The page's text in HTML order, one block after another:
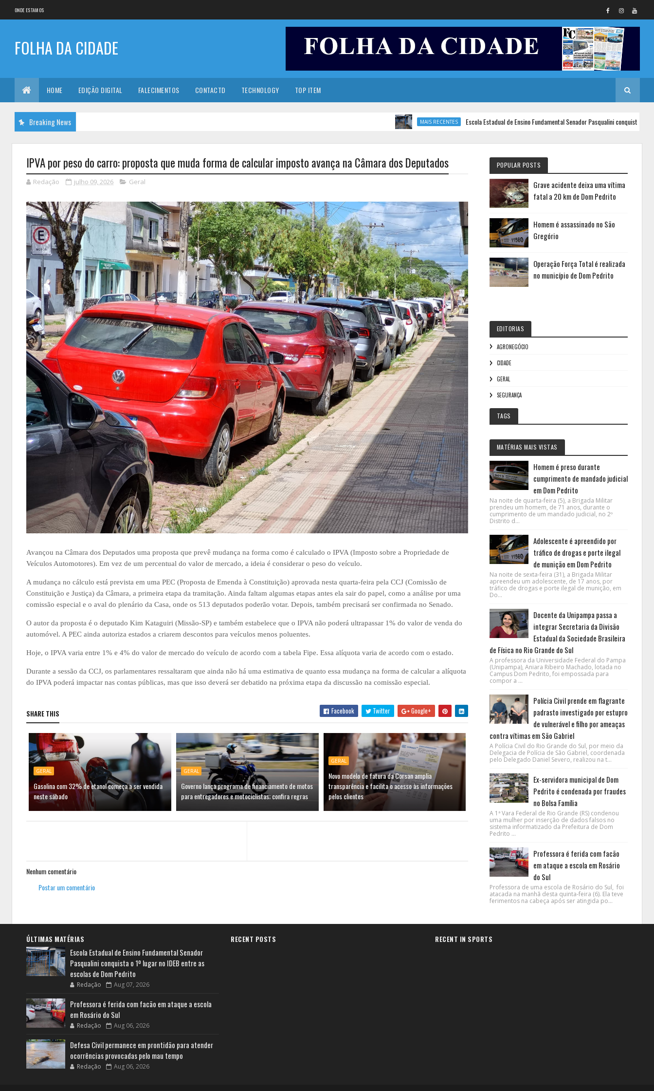
ONDE ESTAMOS
FOLHA DA CIDADE
HOME EDIÇÃO DIGITAL FALECIMENTOS CONTACTD TECHNOLOGY TOP ITEM
Breaking News MAIS RECENTES Escola Estadual de Ensino Fundamental Senador Pasqualini conquista o 1º lugar
IPVA por peso do carro: proposta que muda forma de calcular imposto avança na Câmara dos Deputados
Redação julho 09, 2026 Geral
Avançou na Câmara dos Deputados uma proposta que prevê mudança na forma como é calculado o IPVA (Imposto sobre a Propriedade de
Veículos Automotores). Em vez de um percentual do valor de mercado, a ideia é considerar o peso do veículo.
A mudança no cálculo está prevista em uma PEC (Proposta de Emenda à Constituição) aprovada nesta quarta-feira pela CCJ (Comissão de
Constituição e Justiça) da Câmara, a primeira etapa da tramitação. Ainda faltam algumas etapas antes ela sair do papel, como a análise por uma
comissão especial e o aval do plenário da Casa, onde os 513 deputados poderão votar. Depois, também precisará ser confirmada no Senado.
O autor da proposta é o deputado Kim Kataguiri (Missão-SP) e também estabelece que o IPVA não poderá ultrapassar 1% do valor de venda do
automóvel. A PEC ainda autoriza estados a criarem descontos para veículos menos poluentes.
Hoje, o IPVA varia entre 1% e 4% do valor de mercado do veículo de acordo com a tabela Fipe. Essa alíquota varia de acordo com o estado.
Durante a sessão da CCJ, os parlamentares ressaltaram que ainda não há uma estimativa de quanto essa mudança na forma de calcular a alíquota
do IPVA poderá impactar nas contas públicas, mas que isso deverá ser debatido na próxima etapa da discussão na comissão especial.
SHARE THIS Facebook Twitter Google+
GERAL
Gasolina com 32% de etanol começa a ser vendida
neste sábado
GERAL
Governo lança programa de financiamento de motos
para entregadores e motociclistas; confira regras
GERAL
Novo modelo de fatura da Corsan amplia
transparência e facilita o acesso às informações
pelos clientes
Nenhum comentário
Postar um comentário
POPULAR POSTS
Grave acidente deixa uma vítima
fatal a 20 km de Dom Pedrito
Homem é assassinado no São
Gregório
Operação Força Total é realizada
no município de Dom Pedrito
EDITORIAS
AGRONEGÓCIO
CIDADE
GERAL
SEGURANÇA
TAGS
MATÉRIAS MAIS VISTAS
Homem é preso durante
cumprimento de mandado judicial
em Dom Pedrito
Na noite de quarta-feira (5), a Brigada Militar
prendeu um homem, de 71 anos, durante o
cumprimento de um mandado judicial, no 2º
Distrito d...
Adolescente é apreendido por
tráfico de drogas e porte ilegal
de munição em Dom Pedrito
Na noite de sexta-feira (31), a Brigada Militar
apreendeu um adolescente, de 17 anos, por
tráfico de drogas e porte ilegal de munição, em
Do...
Docente da Unipampa passa a
integrar Secretaria da Divisão
Estadual da Sociedade Brasileira
de Física no Rio Grande do Sul
A professora da Universidade Federal do Pampa
(Unipampa), Aniara Ribeiro Machado, lotada no
Campus Dom Pedrito, foi empossada para
compor a ...
Polícia Civil prende em flagrante
padrasto investigado por estupro
de vulnerável e filho por ameaças
contra vítimas em São Gabriel
A Polícia Civil do Rio Grande do Sul, por meio da
Delegacia de Polícia de São Gabriel, coordenada
pelo Delegado Daniel Severo, realizou na t...
Ex-servidora municipal de Dom
Pedrito é condenada por fraudes
no Bolsa Família
A 1ª Vara Federal de Rio Grande (RS) condenou
uma mulher por inserção de dados falsos no
sistema informatizado da Prefeitura de Dom
Pedrito ...
Professora é ferida com facão
em ataque a escola em Rosário
do Sul
Professora de uma escola de Rosário do Sul, foi
atacada na manhã desta quinta-feira (6). Ela teve
ferimentos na cabeça após ser atingida po...
ÚLTIMAS MATÉRIAS
Escola Estadual de Ensino Fundamental Senador
Pasqualini conquista o 1º lugar no IDEB entre as
escolas de Dom Pedrito
Redação Aug 07, 2026
Professora é ferida com facão em ataque a escola
em Rosário do Sul
Redação Aug 06, 2026
Defesa Civil permanece em prontidão para atender
ocorrências provocadas pelo mau tempo
Redação Aug 06, 2026
RECENT POSTS RECENT IN SPORTS